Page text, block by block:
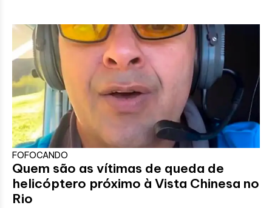
FOFOCANDO
Quem são as vítimas de queda de
helicóptero próximo à Vista Chinesa no
Rio